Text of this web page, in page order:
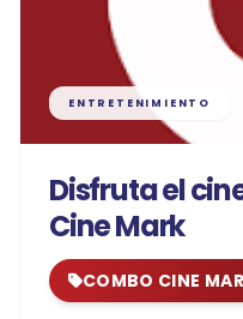
ENTRETENIMIENTO
Disfruta el
Cine Mark
COMBO CINE